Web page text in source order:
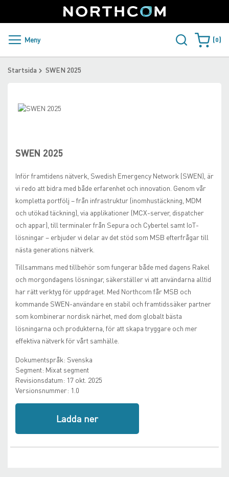
to
Content
Sweden
PRODUKTER OCH LÖSNINGAR
ÅTERFÖRSÄLJARE
Meny Varukorgen
0
Startsida SWEN 2025
SWEN 2025
Inför framtidens nätverk, Swedish Emergency Network (SWEN), är
vi redo att bidra med både erfarenhet och innovation. Genom vår
kompletta portfölj – från infrastruktur (inomhustäckning, MDM
och utökad täckning), via applikationer (MCX-server, dispatcher
och appar), till terminaler från Sepura och Cybertel samt IoT-
lösningar – erbjuder vi delar av det stöd som MSB efterfrågar till
nästa generations nätverk.
Tillsammans med tillbehör som fungerar både med dagens Rakel
och morgondagens lösningar, säkerställer vi att användarna alltid
har rätt verktyg för uppdraget. Med Northcom får MSB och
kommande SWEN-användare en stabil och framtidssäker partner
som kombinerar nordisk närhet, med dom globalt bästa
lösningarna och produkterna, för att skapa tryggare och mer
effektiva nätverk för vårt samhälle.
Dokumentspråk: Svenska
Segment: Mixat segment
Revisionsdatum: 17 okt. 2025
Versionsnummer: 1.0
Ladda ner
Skip
of
the
gallery
beginning
of
images
gallery